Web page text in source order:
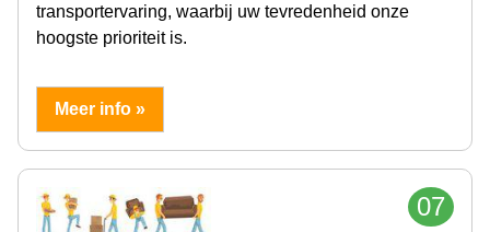
transportervaring, waarbij uw tevredenheid onze
hoogste prioriteit is.
Meer info »
07